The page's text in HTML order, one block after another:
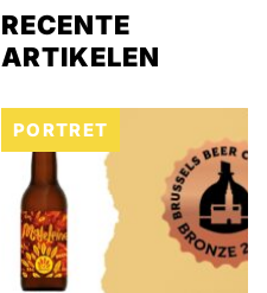
RECENTE
ARTIKELEN
PORTRET